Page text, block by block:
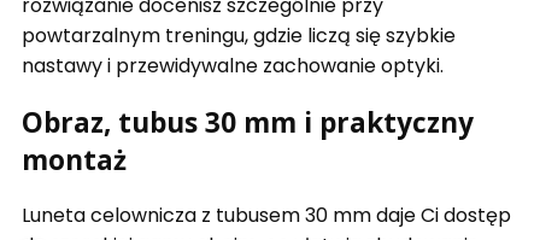
powtarzalnym treningu, gdzie liczą się szybkie
nastawy i przewidywalne zachowanie optyki.
Obraz, tubus 30 mm i praktyczny
montaż
Luneta celownicza z tubusem 30 mm daje Ci dostęp